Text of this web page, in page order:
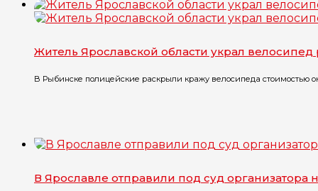
Житель Ярославской области украл
В Рыбинске полицейские раскрыли кражу велосипеда стоимостью
В Ярославле отправили под суд организатора